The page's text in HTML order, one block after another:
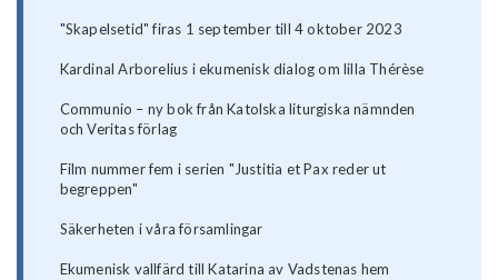
"Skapelsetid" firas 1 september till 4 oktober 2023
Kardinal Arborelius i ekumenisk dialog om lilla Thérèse
Communio – ny bok från Katolska liturgiska nämnden
och Veritas förlag
Film nummer fem i serien "Justitia et Pax reder ut
begreppen"
Säkerheten i våra församlingar
Ekumenisk vallfärd till Katarina av Vadstenas hem